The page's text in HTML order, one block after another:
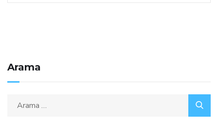
Arama